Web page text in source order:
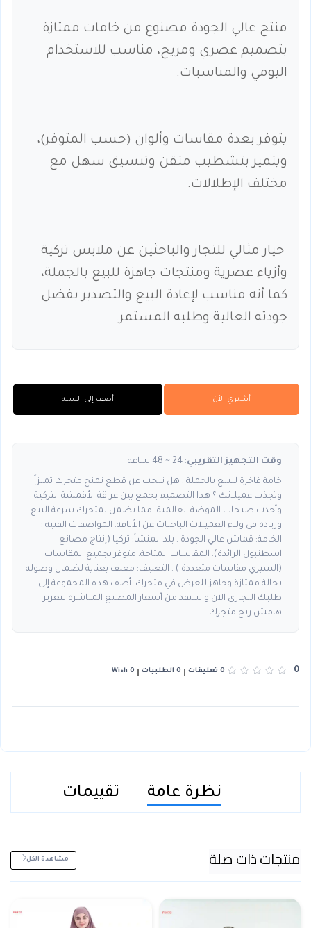
منتج عالي الجودة مصنوع من خامات ممتازة
بتصميم عصري ومريح، مناسب للاستخدام
اليومي والمناسبات.
يتوفر بعدة مقاسات وألوان (حسب المتوفر)،
ويتميز بتشطيب متقن وتنسيق سهل مع
مختلف الإطلالات.
خيار مثالي للتجار والباحثين عن ملابس تركية
وأزياء عصرية ومنتجات جاهزة للبيع بالجملة،
كما أنه مناسب لإعادة البيع والتصدير بفضل
جودته العالية وطلبه المستمر.
أشتري الأن أضف إلى السلة
وقت التجهيز التقريبي: 24 ~ 48 ساعة
خامة فاخرة للبيع بالجملة . هل تبحث عن قطع تمنح متجرك تميزاً
وتجذب عميلاتك ؟ هذا التصميم يجمع بين عراقة الأقمشة التركية
وأحدث صيحات الموضة العالمية، مما يضمن لمتجرك سرعة البيع
وزيادة في ولاء العميلات الباحثات عن الأناقة. المواصفات الفنية :
الخامة: قماش عالي الجودة . بلد المنشأ: تركيا (إنتاج مصانع
اسطنبول الرائدة). المقاسات المتاحة: متوفر بجميع المقاسات
(السيري مقاسات متعددة ) . التغليف: مغلف بعناية لضمان وصوله
بحالة ممتازة وجاهز للعرض في متجرك. أضف هذه المجموعة إلى
طلبك التجاري الآن واستفد من أسعار المصنع المباشرة لتعزيز
هامش ربح متجرك.
0 0 تعليقات 0 الطلبيات 0 Wish
نظرة عامة تقييمات
منتجات ذات صلة مشاهدة الكل